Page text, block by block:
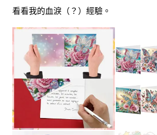
看看我的血淚（？）經驗。